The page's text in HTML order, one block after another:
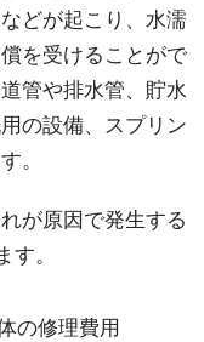
どが起こり、水濡
を受けることがで
管や排水管、貯水
の設備、スプリン
。
が原因で発生する
。
の修理費用